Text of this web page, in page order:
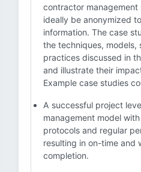
contractor management
ideally be anonymized
information. The case
the techniques, models,
practices discussed in
and illustrate their
Example case studies
A successful project
management model
protocols and regular
resulting in on-time and
completion.